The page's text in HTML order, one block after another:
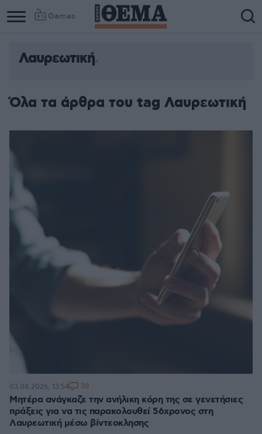
Games
Λαυρεωτική
Όλα τα άρθρα του tag Λαυρεωτική
Μητέρα ανάγκαζε την ανήλικη κόρη της σε γενετήσιες
πράξεις για να τις παρακολουθεί 56χρονος στη
Λαυρεωτική μέσω βίντεοκλησης
03.08.2026, 13:54 28